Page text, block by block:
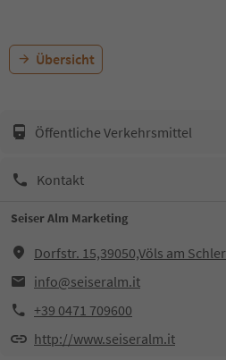
Übersicht
Öffentliche Verkehrsmittel
Kontakt
Seiser Alm Marketing
Dorfstr. 15,39050,Völs am
info@seiseralm.it
+39 0471 709600
http://www.seiseralm.it